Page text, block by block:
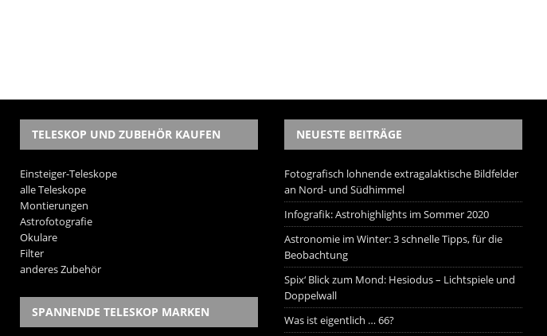
TELESKOP UND ZUBEHÖR KAUFEN
Einsteiger-Teleskope
alle Teleskope
Montierungen
Astrofotografie
Okulare
Filter
anderes Zubehör
SPANNENDE TELESKOP MARKEN
NEUESTE BEITRÄGE
Fotografisch lohnende extragalaktische Bildfelder
an Nord- und Südhimmel
Infografik: Astrohighlights im Sommer 2020
Astronomie im Winter: 3 schnelle Tipps, für die
Beobachtung
Spix‘ Blick zum Mond: Hesiodus – Lichtspiele und
Doppelwall
Was ist eigentlich … 66?